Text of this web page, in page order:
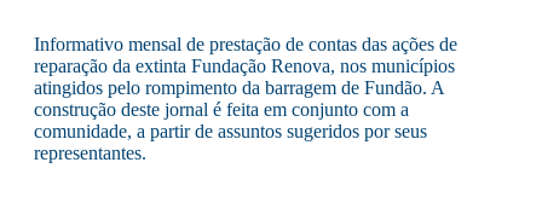
Informativo mensal de prestação de contas das ações de
reparação da extinta Fundação Renova, nos municípios
atingidos pelo rompimento da barragem de Fundão. A
construção deste jornal é feita em conjunto com a
comunidade, a partir de assuntos sugeridos por seus
representantes.